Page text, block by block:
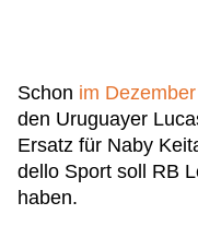
Schon im Dezember
den Uruguayer
Ersatz für Naby
dello Sport soll RB
haben.